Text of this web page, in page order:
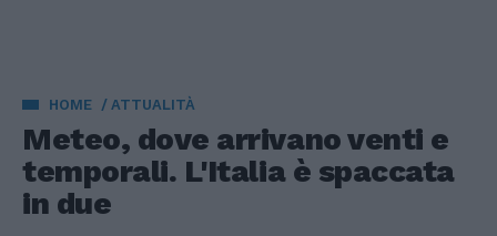
HOME ATTUALITÀ
Meteo, dove arrivano venti e
temporali. L'Italia è spaccata
in due